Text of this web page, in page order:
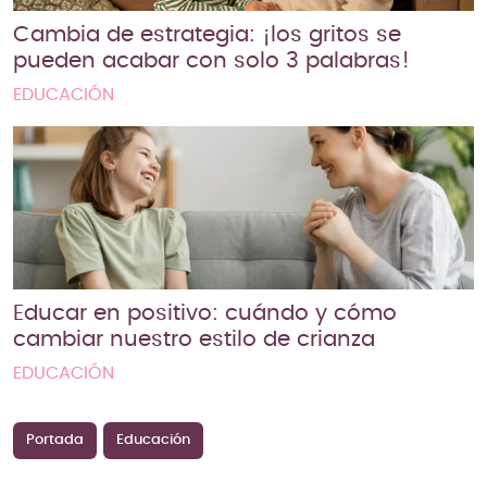
Cambia de estrategia: ¡los gritos se
pueden acabar con solo 3 palabras!
EDUCACIÓN
Educar en positivo: cuándo y cómo
cambiar nuestro estilo de crianza
EDUCACIÓN
Portada Educación